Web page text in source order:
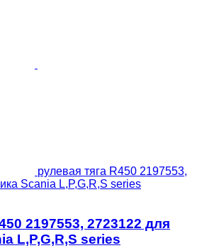
рулевая тяга R450 2197553,
Scania L,P,G,R,S series
2197553, 2723122 для
L,P,G,R,S series